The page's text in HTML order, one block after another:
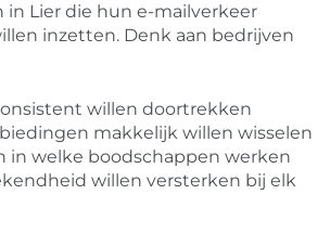
Lier die hun e-mailverkeer
inzetten. Denk aan bedrijven
willen doortrekken
makkelijk willen wisselen
in welke boodschappen werken
willen versterken bij elk